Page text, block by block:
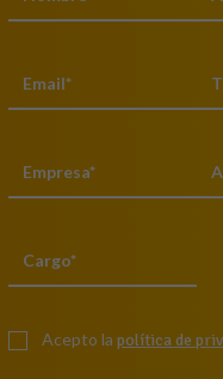
Acepto la política de